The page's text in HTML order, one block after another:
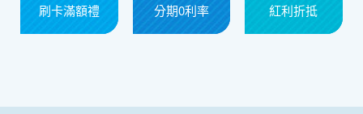
刷卡滿額禮 分期0利率 紅利折抵